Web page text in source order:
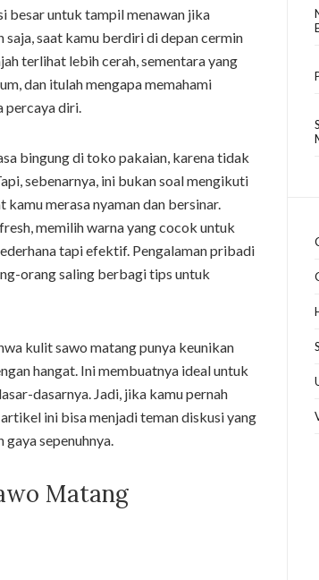
besar untuk tampil menawan jika
saat kamu berdiri di depan cermin
terlihat lebih cerah, sementara yang
dan itulah mengapa memahami
percaya diri.
bingung di toko pakaian, karena tidak
sebenarnya, ini bukan soal mengikuti
merasa nyaman dan bersinar.
memilih warna yang cocok untuk
tapi efektif. Pengalaman pribadi
orang saling berbagi tips untuk
kulit sawo matang punya keunikan
hangat. Ini membuatnya ideal untuk
dasarnya. Jadi, jika kamu pernah
ini bisa menjadi teman diskusi yang
sepenuhnya.
Matang